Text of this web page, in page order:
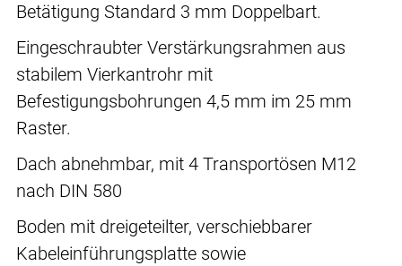
Betätigung Standard 3 mm Doppelbart.
Eingeschraubter Verstärkungsrahmen aus
stabilem Vierkantrohr mit
Befestigungsbohrungen 4,5 mm im 25 mm
Raster.
Dach abnehmbar, mit 4 Transportösen M12
nach DIN 580
Boden mit dreigeteilter, verschiebbarer
Kabeleinführungsplatte sowie